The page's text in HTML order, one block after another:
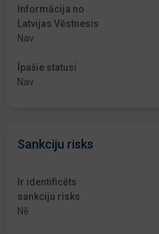
Informācija no
Latvijas Vēstnesis
Nav
Īpašie statusi
Nav
Sankciju risks
Ir identificēts
sankciju risks
Nē